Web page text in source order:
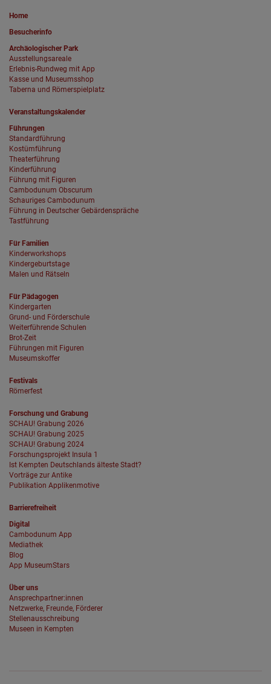
Home
Besucherinfo
Archäologischer Park
Ausstellungsareale
Erlebnis-Rundweg mit App
Kasse und Museumsshop
Taberna und Römerspielplatz
Veranstaltungskalender
Führungen
Standardführung
Kostümführung
Theaterführung
Kinderführung
Führung mit Figuren
Cambodunum Obscurum
Schauriges Cambodunum
Führung in Deutscher Gebärdenspräche
Tastführung
Für Familien
Kinderworkshops
Kindergeburtstage
Malen und Rätseln
Für Pädagogen
Kindergarten
Grund- und Förderschule
Weiterführende Schulen
Brot-Zeit
Führungen mit Figuren
Museumskoffer
Festivals
Römerfest
Forschung und Grabung
SCHAU! Grabung 2026
SCHAU! Grabung 2025
SCHAU! Grabung 2024
Forschungsprojekt Insula 1
Ist Kempten Deutschlands älteste Stadt?
Vorträge zur Antike
Publikation Applikenmotive
Barrierefreiheit
Digital
Cambodunum App
Mediathek
Blog
App MuseumStars
Über uns
Ansprechpartner:innen
Netzwerke, Freunde, Förderer
Stellenausschreibung
Museen in Kempten